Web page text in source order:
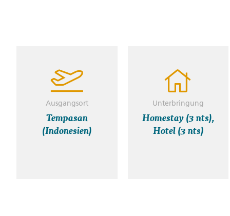
Ausgangsort
Tempasan
(Indonesien)
Unterbringung
Homestay (3 nts),
Hotel (3 nts)